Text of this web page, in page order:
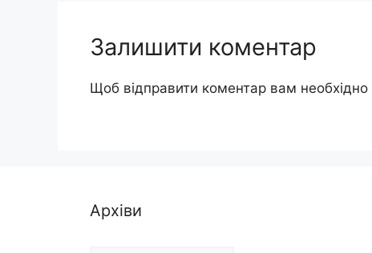
Залишити коментар
Щоб відправити коментар вам необхідно
Архіви